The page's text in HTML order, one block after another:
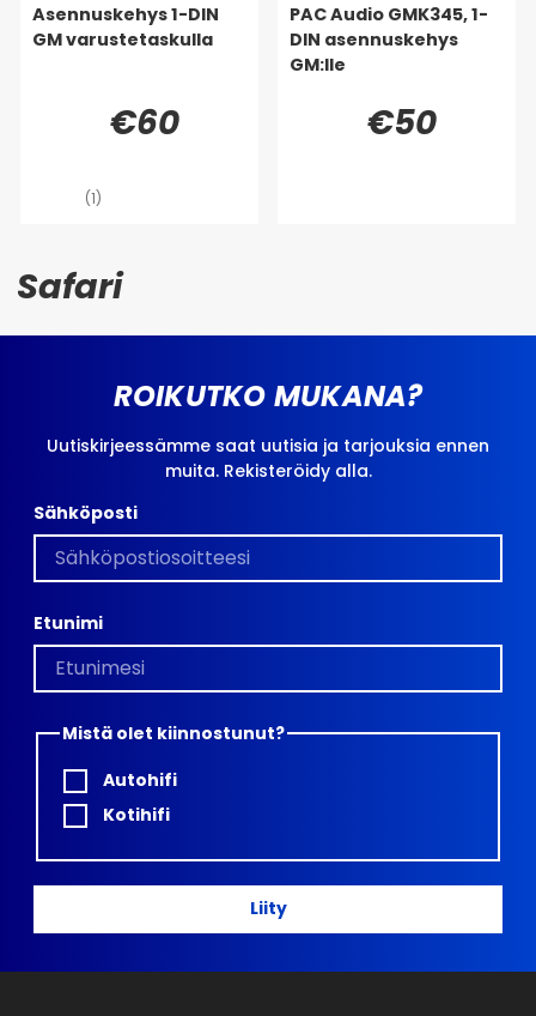
Asennuskehys 1-DIN
GM varustetaskulla
€60
(1)
PAC Audio GMK345, 1-
DIN asennuskehys
GM:lle
€50
Safari
ROIKUTKO MUKANA?
Uutiskirjeessämme saat uutisia ja tarjouksia ennen
muita. Rekisteröidy alla.
Sähköposti
Etunimi
Mistä olet kiinnostunut?
Autohifi
Kotihifi
Liity